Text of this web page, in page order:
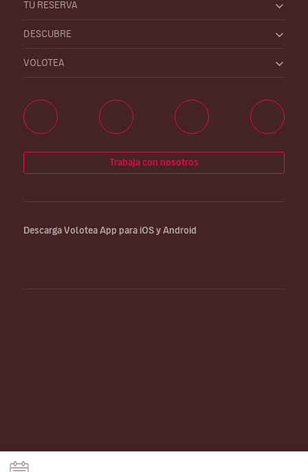
TU RESERVA
DESCUBRE
VOLOTEA
Trabaja con nosotros
Descarga Volotea App para iOS y Android